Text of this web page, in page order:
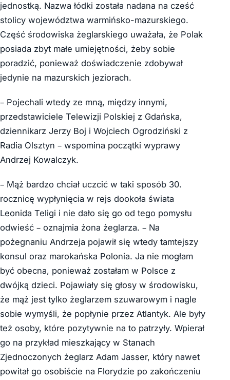
jednostką. Nazwa łódki została nadana na cześć
stolicy województwa warmińsko-mazurskiego.
Część środowiska żeglarskiego uważała, że Polak
posiada zbyt małe umiejętności, żeby sobie
poradzić, ponieważ doświadczenie zdobywał
jedynie na mazurskich jeziorach.
– Pojechali wtedy ze mną, między innymi,
przedstawiciele Telewizji Polskiej z Gdańska,
dziennikarz Jerzy Boj i Wojciech Ogrodziński z
Radia Olsztyn – wspomina początki wyprawy
Andrzej Kowalczyk.
– Mąż bardzo chciał uczcić w taki sposób 30.
rocznicę wypłynięcia w rejs dookoła świata
Leonida Teligi i nie dało się go od tego pomysłu
odwieść – oznajmia żona żeglarza. – Na
pożegnaniu Andrzeja pojawił się wtedy tamtejszy
konsul oraz marokańska Polonia. Ja nie mogłam
być obecna, ponieważ zostałam w Polsce z
dwójką dzieci. Pojawiały się głosy w środowisku,
że mąż jest tylko żeglarzem szuwarowym i nagle
sobie wymyśli, że popłynie przez Atlantyk. Ale były
też osoby, które pozytywnie na to patrzyły. Wpierał
go na przykład mieszkający w Stanach
Zjednoczonych żeglarz Adam Jasser, który nawet
powitał go osobiście na Florydzie po zakończeniu